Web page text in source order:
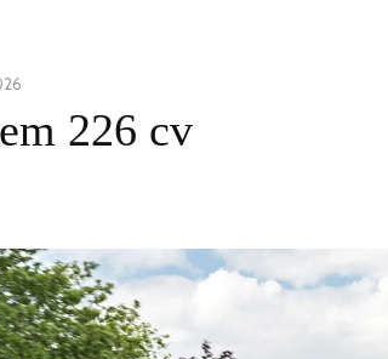
2026 226 cv